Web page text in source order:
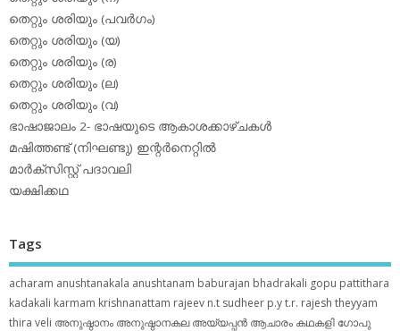
തെറ്റും ശരിയും (പവര്‍ഗം)
തെറ്റും ശരിയും (യ)
തെറ്റും ശരിയും (ര)
തെറ്റും ശരിയും (ല)
തെറ്റും ശരിയും (വ)
ഭാഷാജാലം 2- ഭാഷയുടെ ആകാശക്കാഴ്ചകള്‍
മഷിത്തണ്ട് (നിഘണ്ടു) ഇന്റര്‍നെറ്റില്‍
മാര്‍ക്‌സിസ്റ്റ് പദാവലി
യക്ഷിക്കഥ
Tags
acharam anushtanakala anushtanam baburajan bhadrakali gopu pattithara
kadakali karmam krishnanattam rajeev n.t sudheer p.yt.r. rajesh theyyam
thira veli അനുഷ്ഠാനം അനുഷ്ഠാനകല അയ്യപ്പന്‍ ആചാരം കഥകളി ഗോപു